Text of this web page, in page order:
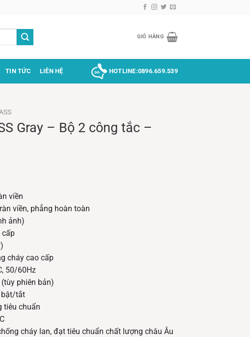
GIỎ HÀNG
TIN TỨC LIÊN HỆ HOTLINE:0896.659.539
Gray – Bộ 2 công tắc –
viền
viền, phẳng hoàn toàn
ảnh)
cấp
cháy cao cấp
50/60Hz
phiên bản)
bật/tắt
tiêu chuẩn
cháy lan, đạt tiêu chuẩn chất lượng châu Âu